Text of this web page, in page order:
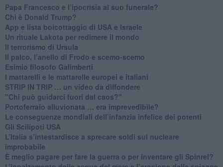
Papa Francesco e l’ipocrisia al suo funerale?
​Chi è Donald Trump?
App e lista boicottaggio di USA e Israele
​Un rituale Lakota per redimere il mondo
Il terrorismo di Ursula
​Il palco, l’anello di Frodo e scemo-scemo
Esimio filosofo Galimberti
​I mattarelli e le mattarelle europei e italiani
​STRIP IN TRIP … un video da diffondere
"Chi può guidarci fuori dal caos?"
​Portoferraio alluvionata … era imprevedibile?
Le conseguenze mondiali dell’infanzia infelice dei potenti
​Gli Scilipoti USA
L’Italia s’intestardisce a sprecare soldi sul nucleare
improbabile
È meglio pagare per fare la guerra o per inventare gli Spinrel?